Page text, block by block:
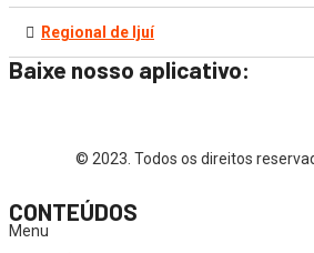
Regional de Ijuí
Baixe nosso aplicativo:
© 2023. Todos os direitos
CONTEÚDOS
Menu